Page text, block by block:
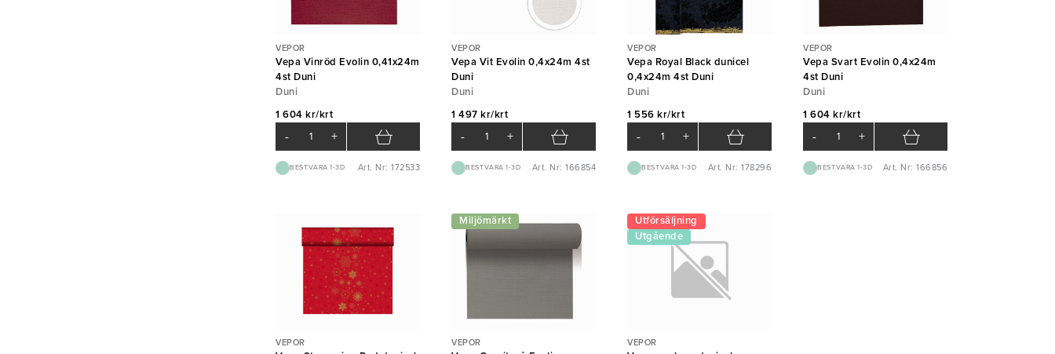
VEPOR
Vepa Vinröd Evolin 0,41x24m
4st Duni
Duni
1 604 kr/krt
- +
BEST.VARA 1-3D Art. Nr: 172533
VEPOR
Vepa Vit Evolin 0,4x24m 4st
Duni
Duni
1 497 kr/krt
- +
BEST.VARA 1-3D Art. Nr: 166854
VEPOR
Vepa Royal Black dunicel
0,4x24m 4st Duni
Duni
1 556 kr/krt
- +
BEST.VARA 1-3D Art. Nr: 178296
VEPOR
Vepa Svart Evolin 0,4x24m
4st Duni
Duni
1 604 kr/krt
- +
BEST.VARA 1-3D Art. Nr: 166856
VEPOR
Miljömärkt
VEPOR
Utförsäljning
Utgående
VEPOR